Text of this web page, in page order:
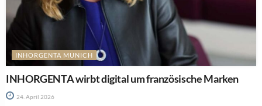
INHORGENTA MUNICH
INHORGENTA wirbt digital um französische Marken
24. April 2026